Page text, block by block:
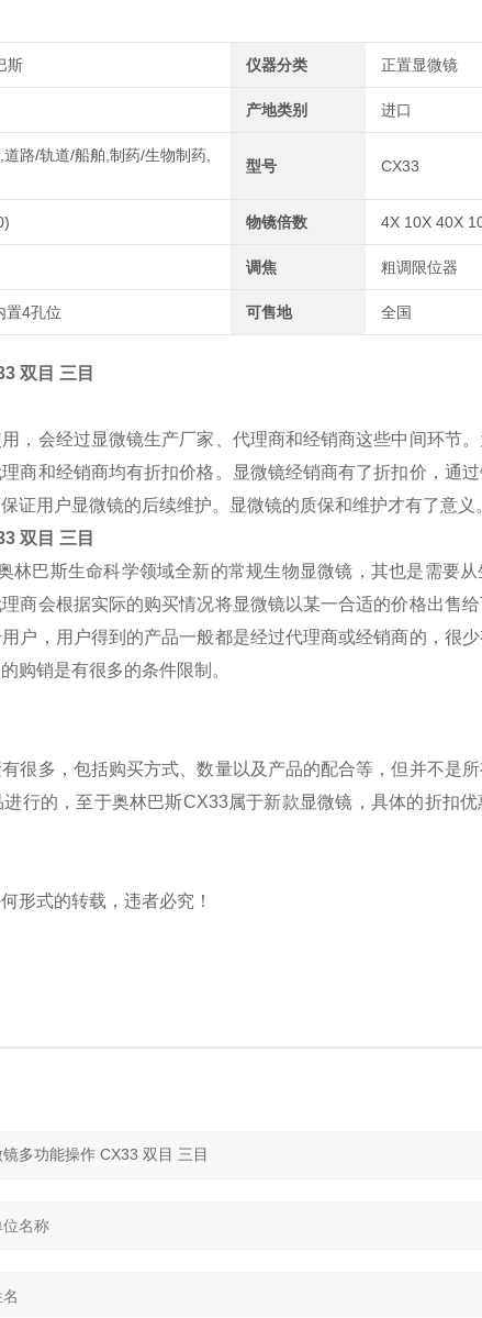
斯 仪器分类 正置显微镜
产地类别 进口
路/轨道/船舶,制药/生物制药,
型号 CX33
物镜倍数 4X 10X 40X
调焦 粗调限位器
置4孔位 可售地 全国
双目 三目
，会经过显微镜生产厂家、代理商和经销商这些中间环节
商和经销商均有折扣价格。显微镜经销商有了折扣价，通
证用户显微镜的后续维护。显微镜的质保和维护才有了意义
双目 三目
林巴斯生命科学领域全新的常规生物显微镜，其也是需要
商会根据实际的购买情况将显微镜以某一合适的价格出售
户，用户得到的产品一般都是经过代理商或经销商的，很
购销是有很多的条件限制。
很多，包括购买方式、数量以及产品的配合等，但并不是
行的，至于奥林巴斯CX33属于新款显微镜，具体的折扣
形式的转载，违者必究！